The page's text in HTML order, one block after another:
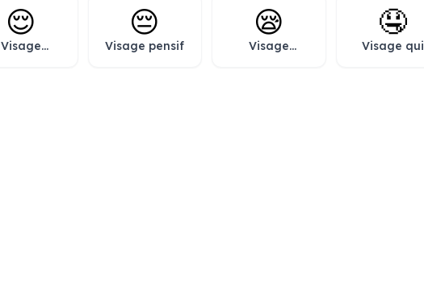
d’œil
éclair
😌
Visage
😔
Visage pensif
😪
Visage
🤤
Visage qui